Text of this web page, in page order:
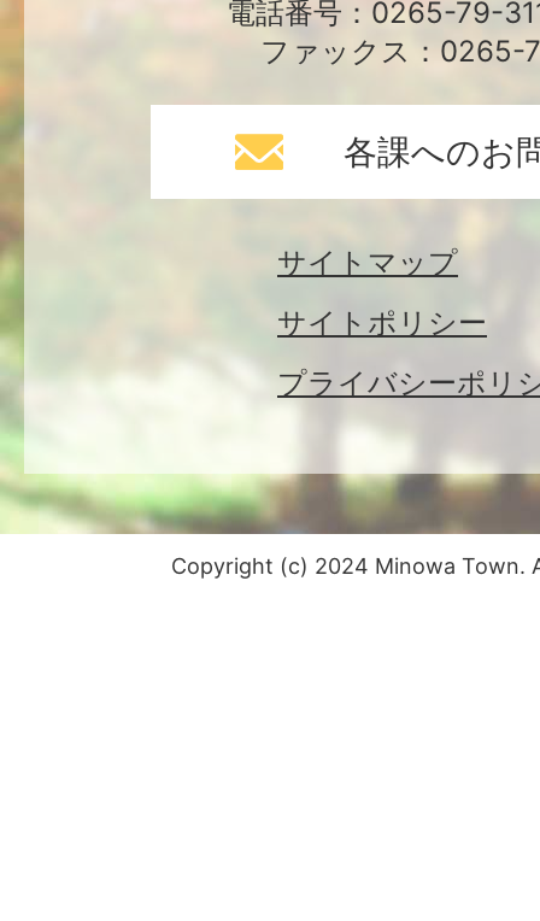
電話番号：0265-79-
ファックス：0265-
各課へのお
サイトマップ
サイトポリシー
プライバシーポリ
Copyright (c) 2024 Minowa Town.